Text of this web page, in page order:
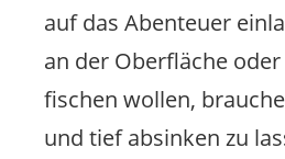
auf das Abenteuer
an der Oberfläche
fischen wollen,
und tief absinken zu